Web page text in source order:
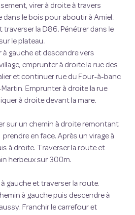
virer à droite à travers
dans le bois pour aboutir à Amiel.
traverser la D86. Pénétrer dans le
le plateau.
gauche et descendre vers
emprunter à droite la rue des
et continuer rue du Four-à-banc
Emprunter à droite la rue
à droite devant la mare.
sur un chemin à droite remontant
en face. Après un virage à
à droite. Traverser la route et
herbeux sur 300m.
gauche et traverser la route.
à gauche puis descendre à
Franchir le carrefour et